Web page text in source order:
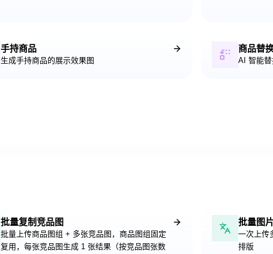
手持商品
生成手持商品的展示效果图
商品替
AI 智能
批量复制竞品图
批量上传商品图组 + 多张竞品图，商品图组固定
复用，每张竞品图生成 1 张结果（按竞品图张数
批量图
一次上传
排版